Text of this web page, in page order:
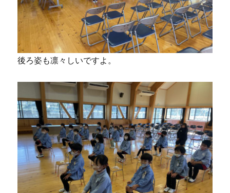
後ろ姿も凛々しいですよ。